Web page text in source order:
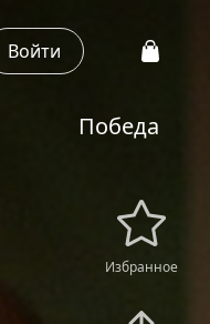
Войти
Победа
Избранное